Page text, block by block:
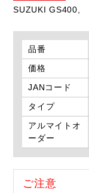
SUZUKI GS400,
品番
価格
JANコード
タイプ
アルマイトオ
ーダー
ご注意